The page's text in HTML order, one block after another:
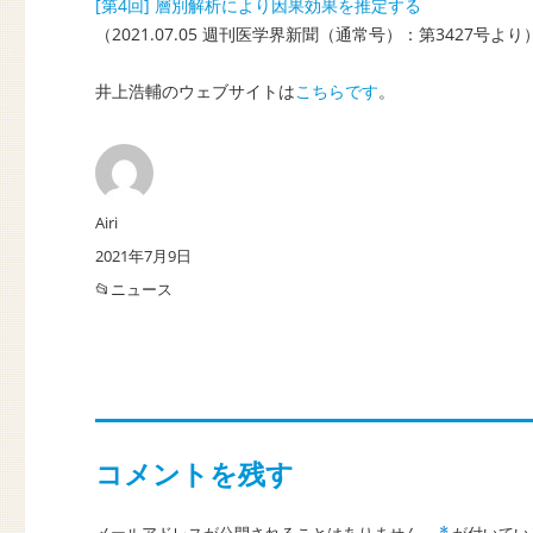
[第4回] 層別解析により因果効果を推定する
（2021.07.05 週刊医学界新聞（通常号）：第3427号より）
井上浩輔のウェブサイトはこちらです。
投
稿
Airi
投
稿
2021年7月9日
カ
ニュース
コメントを残す